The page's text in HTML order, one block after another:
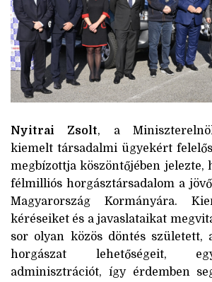
Nyitrai Zsolt, a
kiemelt társadalmi ügyekért
megbízottja köszöntőjében jelezte,
félmilliós horgásztársadalom a
Magyarország Kormányára.
kéréseiket és a javaslataikat
sor olyan közös döntés született,
horgászat lehetőségeit,
adminisztrációt, így érdemben